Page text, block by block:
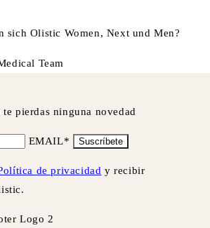
sich Olistic Women, Next und Men?
Team
pierdas ninguna novedad
EMAIL* Suscríbete
de privacidad y recibir